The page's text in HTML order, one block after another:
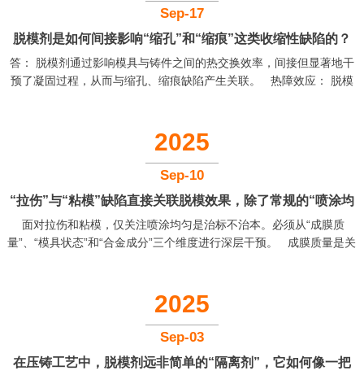
攻”——保障表面质量： 文件指出“金属流融合不好，产生冷隔”是导致
渗漏的原因。良好的脱模剂能确保金属流顺畅填充，前端...
Sep-17
脱模剂是如何间接影响“缩孔”和“缩痕”这类收缩性缺陷的？
其在模具热管理中的作用是什么？
答： 脱模剂通过影响模具与铸件之间的热交换效率，间接但显著地干
预了凝固过程，从而与缩孔、缩痕缺陷产生关联。 热障效应： 脱模
到了“保温”作用。这会延缓整体凝固速度，可能使原本设计用于补缩的
通道过早凝固，导致厚大部位因液态收缩无法得到补偿而形成缩孔。
同时，局部冷却速度的差异会加大收缩应力，使表面出现凹陷（缩
痕）。 干扰定向凝固： 理想的凝固顺序是从远离浇口的位置开始，
朝向浇...
2025
Sep-10
“拉伤”与“粘模”缺陷直接关联脱模效果，除了常规的“喷涂均
匀”，还有哪些更深层的与脱模剂相关的解决策略？
面对拉伤和粘模，仅关注喷涂均匀是治标不治本。必须从“成膜质
量”、“模具状态”和“合金成分”三个维度进行深层干预。 成膜质量是关
（模具温度、铝液温度、模具冷却效果等不匹配）这层膜在高压高速
金属流的冲刷下会局部破裂，导致金属与模具钢直接接触，发生焊
合，继而引发粘模和拉伤。因此，选择一款高品质的、与所铸合金匹
配的脱模剂是根本。 模具和合金状态的协同： 铝合金中含铁量低于
0....
2025
Sep-03
在压铸工艺中，脱模剂远非简单的“隔离剂”，它如何像一把